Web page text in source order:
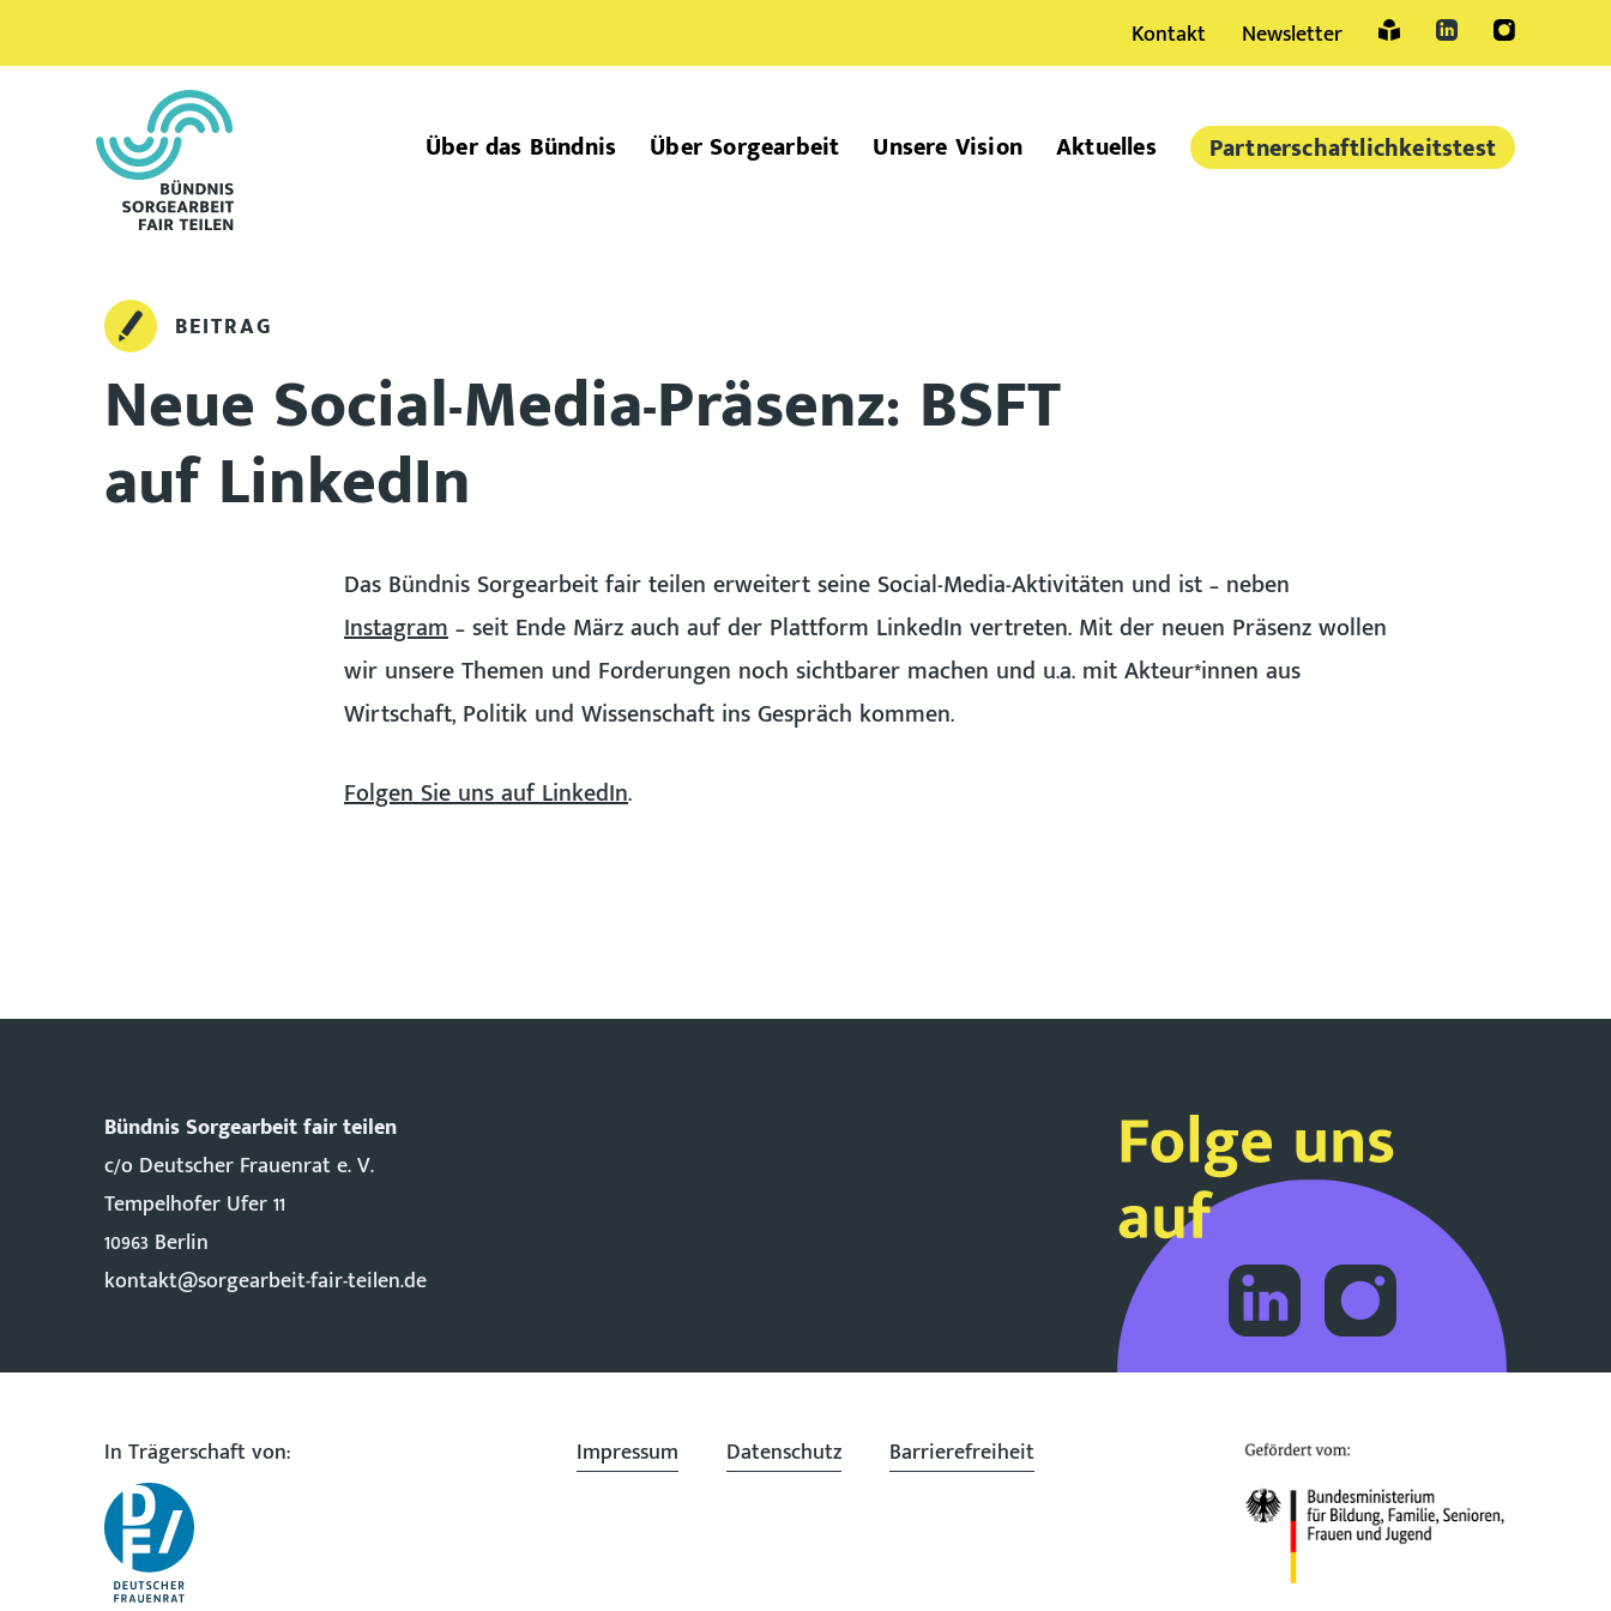
Kontakt
Newsletter
Sprache
Über das Bündnis Über Sorgearbeit Unsere Vision Aktuelles Partner­schaftlich­keitstest
BEITRAG
Neue Social-Media-Präsenz: BSFT
auf LinkedIn
Das Bündnis Sorgearbeit fair teilen erweitert seine Social-Media-Aktivitäten und ist – neben
Instagram– seit Ende März auch auf der Plattform LinkedIn vertreten. Mit der neuen Präsenz wollen
wir unsere Themen und Forderungen noch sichtbarer machen und u.a. mit Akteur*innen aus
Wirtschaft, Politik und Wissenschaft ins Gespräch kommen.
Folgen Sie uns auf LinkedIn.
Bündnis Sorgearbeit fair teilen
c/o Deutscher Frauenrat e. V.
Tempelhofer Ufer 11
10963 Berlin
kontakt@sorgearbeit-fair-teilen.de
In Trägerschaft von: Impressum Datenschutz Barrierefreiheit